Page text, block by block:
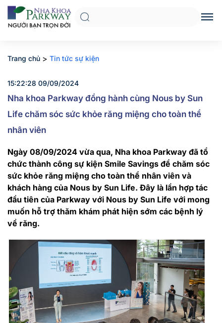
Trang chủ > Tin tức sự kiện
15:22:28 09/09/2024
Nha khoa Parkway đồng hành cùng Nous by Sun
Life chăm sóc sức khỏe răng miệng cho toàn thể
nhân viên
Ngày 08/09/2024 vừa qua, Nha khoa Parkway đã tổ
chức thành công sự kiện Smile Savings để chăm sóc
sức khỏe răng miệng cho toàn thể nhân viên và
khách hàng của Nous by Sun Life. Đây là lần hợp tác
đầu tiên của Parkway với Nous by Sun Life với mong
muốn hỗ trợ thăm khám phát hiện sớm các bệnh lý
về răng.